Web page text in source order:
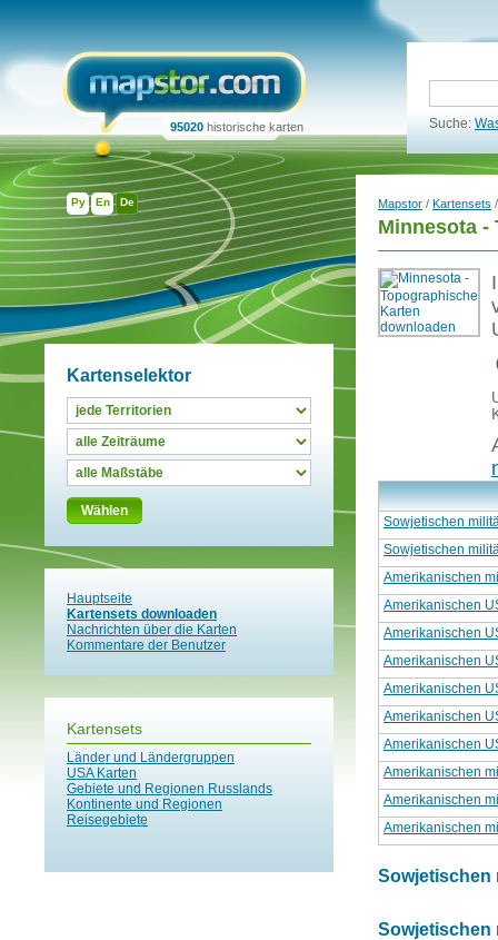
Ру En De
95020 historische karten Suche:
Kartenselektor
Wählen
Hauptseite
Kartensets downloaden
Nachrichten über die Karten
Kommentare der Benutzer
Kartensets
Länder und Ländergruppen
USA Karten
Gebiete und Regionen Russlands
Kontinente und Regionen
Reisegebiete
Mapstor / Kartensets
Minnesota -
Sowjetischen
Sowjetischen
Amerikanischen
Amerikanischen
Amerikanischen
Amerikanischen
Amerikanischen
Amerikanischen
Amerikanischen
Amerikanischen
Amerikanischen
Amerikanischen
Sowjetischen
Sowjetischen